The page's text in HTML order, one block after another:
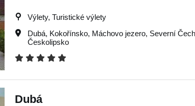
Výlety, Turistické výlety
Dubá, Kokořínsko, Máchovo jezero, Severní
Českolipsko
Dubá